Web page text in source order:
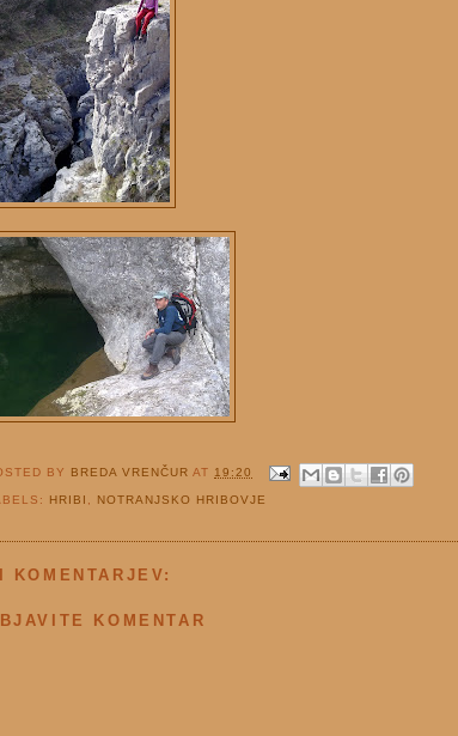
BY BREDA VRENČURAT 19:20
HRIBI NOTRANJSKO HRIBOVJE
KOMENTARJEV:
KOMENTAR